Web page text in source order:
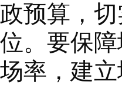
预算，
。要保
率，建